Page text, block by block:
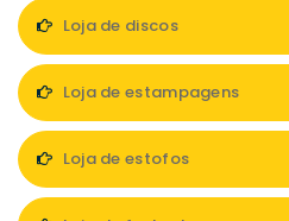
Loja de discos
Loja de estampagens
Loja de estofos